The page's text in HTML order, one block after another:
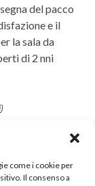
come i cookie per
Il consenso a
del pacco
e il
la sala da
di 2 nni
)